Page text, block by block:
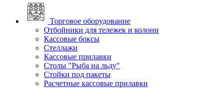
Торговое оборудование
Отбойники для тележек и колонн
Кассовые боксы
Стеллажи
Кассовые прилавки
Столы "Рыба на льду"
Стойки под пакеты
Расчетные кассовые прилавки